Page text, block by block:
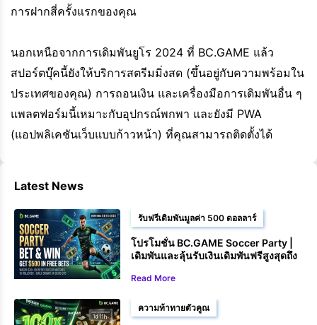
การฝากสี่ครั้งแรกของคุณ
นอกเหนือจากการเดิมพันยูโร 2024 ที่ BC.GAME แล้ว
สปอร์ตบุ๊คนี้ยังให้บริการสตรีมมิ่งสด (ขึ้นอยู่กับความพร้อมใน
ประเทศของคุณ) การถอนเงิน และเครื่องมือการเดิมพันอื่น ๆ
แพลตฟอร์มนี้เหมาะกับอุปกรณ์พกพา และยังมี PWA
(แอปพลิเคชันเว็บแบบก้าวหน้า) ที่คุณสามารถติดตั้งได้
Latest News
รับฟรีเดิมพันมูลค่า 500 ดอลลาร์
โปรโมชั่น BC.GAME Soccer Party |
เดิมพันและลุ้นรับเงินเดิมพันฟรีสูงสุดถึง
Read More
ความท้าทายตัวคูณ